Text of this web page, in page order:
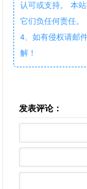
认可或支持。 本
它们负任何责任。
4、如有侵权请邮
解！
发表评论：